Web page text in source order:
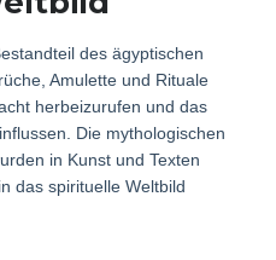
des ägyptischen
Amulette und Rituale
herbeizurufen und das
Die mythologischen
in Kunst und Texten
das spirituelle Weltbild